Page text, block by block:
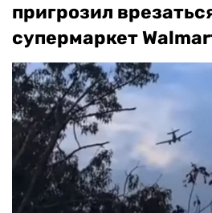
пригрозил
супермаркет